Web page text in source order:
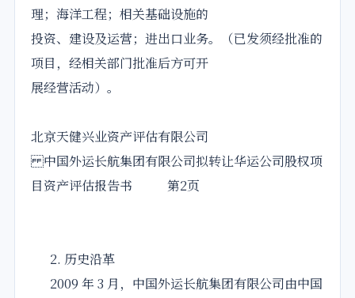
理；海洋工程；相关基础设施的
投资、建设及运营；进出口业务。（已发须经批准的
项目，经相关部门批准后方可开
展经营活动）。
北京天健兴业资产评估有限公司
中国外运长航集团有限公司拟转让华运公司股权项
目资产评估报告书 第2页
2. 历史沿革
2009 年 3 月，中国外运长航集团有限公司由中国